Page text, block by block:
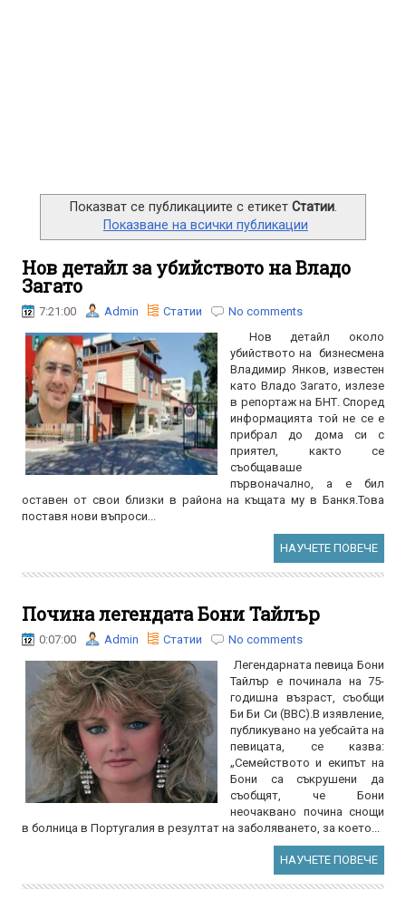
Показват се публикациите с етикет Статии.
Показване на всички публикации
Нов детайл за убийството на Владо
Загато
7:21:00 Admin Статии
No comments
Нов детайл около
убийството на бизнесмена
Владимир Янков, известен
като Владо Загато, излезе
в репортаж на БНТ. Според
информацията той не се е
прибрал до дома си с
приятел, както се
съобщаваше
първоначално, а е бил
оставен от свои близки в района на къщата му в Банкя.Това
поставя нови въпроси...
НАУЧЕТЕ ПОВЕЧЕ
Почина легендата Бони Тайлър
0:07:00 Admin Статии
No comments
Легендарната певица Бони
Тайлър е починала на 75-
годишна възраст, съобщи
Би Би Си (BBC).В изявление,
публикувано на уебсайта на
певицата, се казва:
„Семейството и екипът на
Бони са съкрушени да
съобщят, че Бони
неочаквано почина снощи
в болница в Португалия в резултат на заболяването, за което...
НАУЧЕТЕ ПОВЕЧЕ